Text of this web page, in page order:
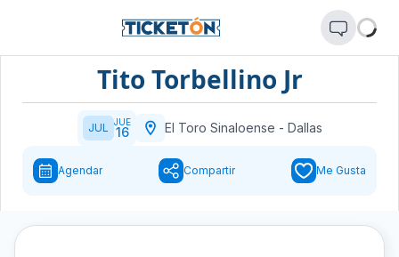
Tito Torbellino Jr
JUL JUE
16 El Toro Sinaloense - Dallas
Agendar Compartir Me Gusta